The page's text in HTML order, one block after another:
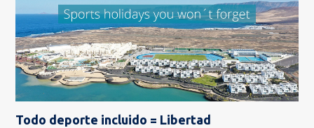
Todo deporte incluido = Libertad